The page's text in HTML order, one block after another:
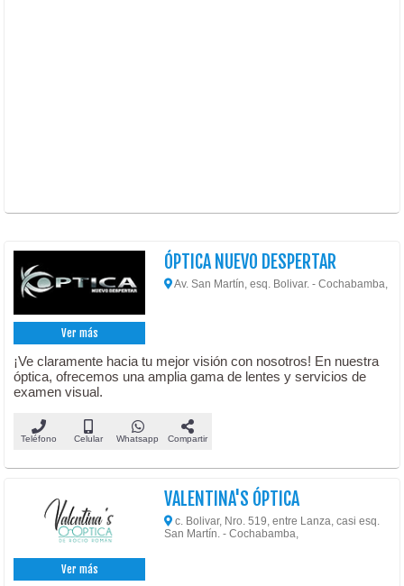
Ver más
ÓPTICA NUEVO DESPERTAR
Av. San Martín, esq. Bolivar. - Cochabamba,
¡Ve claramente hacia tu mejor visión con nosotros! En nuestra
óptica, ofrecemos una amplia gama de lentes y servicios de
examen visual.
Teléfono Celular Whatsapp Compartir
Ver más
VALENTINA'S ÓPTICA
c. Bolivar, Nro. 519, entre Lanza, casi esq.
San Martín. - Cochabamba,